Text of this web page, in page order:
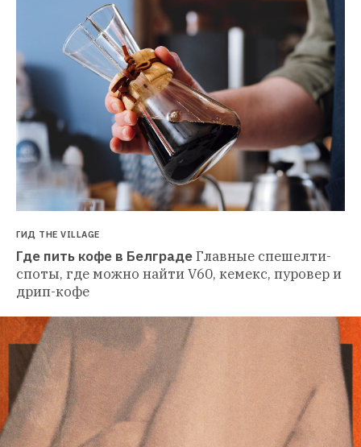
ГИД THE VILLAGE
Где пить кофе в БелградеГлавные спешелти-
споты, где можно найти V60, кемекс, пуровер и
дрип-кофе